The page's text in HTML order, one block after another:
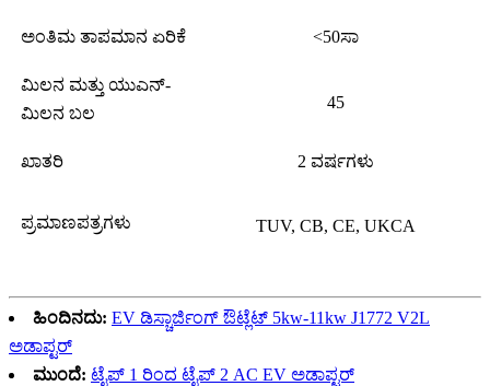
ಅಂತಿಮ ತಾಪಮಾನ ಏರಿಕೆ <50ಸಾ
ಮಿಲನ ಮತ್ತು ಯುಎನ್-
ಮಿಲನ ಬಲ
45
ಖಾತರಿ 2 ವರ್ಷಗಳು
ಪ್ರಮಾಣಪತ್ರಗಳು TUV, CB, CE, UKCA
ಹಿಂದಿನದು: EV ಡಿಸ್ಚಾರ್ಜಿಂಗ್ ಔಟ್ಲೆಟ್ 5kw-11kw J1772 V2L
ಅಡಾಪ್ಟರ್
ಮುಂದೆ: ಟೈಪ್ 1 ರಿಂದ ಟೈಪ್ 2 AC EV ಅಡಾಪ್ಟರ್